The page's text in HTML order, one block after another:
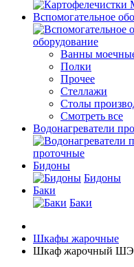
Вспомогательное
оборудование
Ванны
Полки
Прочее
Стеллажи
Столы
Смотреть все
Водонагреватели
проточные
Бидоны
Бидоны
Баки
Баки
Шкафы жарочные
Шкаф жарочный